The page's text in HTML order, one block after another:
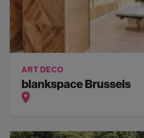
ART DECO
blankspace Brussels